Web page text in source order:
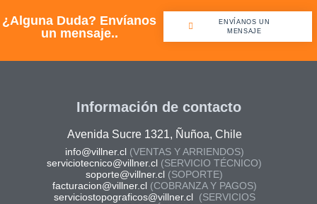
¿Alguna Duda? Envíanos
un mensaje..
ENVÍANOS UN
MENSAJE
CONTACTANOS
Información de contacto
Avenida Sucre 1321, Ñuñoa, Chile
info@villner.cl(VENTAS Y ARRIENDOS)
serviciotecnico@villner.cl (SERVICIO TÉCNICO)
soporte@villner.cl (SOPORTE)
facturacion@villner.cl(COBRANZA Y PAGOS)
serviciostopograficos@villner.cl(SERVICIOS